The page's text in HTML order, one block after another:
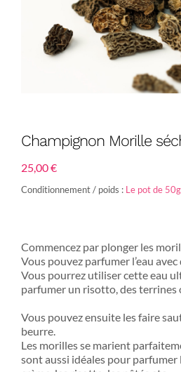
Champignon Morille
25,00€
Conditionnement / poids : Le pot de 50g
Commencez par plonger les
Vous pouvez parfumer l’eau
Vous pourrez utiliser cette eau
parfumer un risotto, des terrines
Vous pouvez ensuite les faire
beurre.
Les morilles se marient
sont aussi idéales pour parfumer